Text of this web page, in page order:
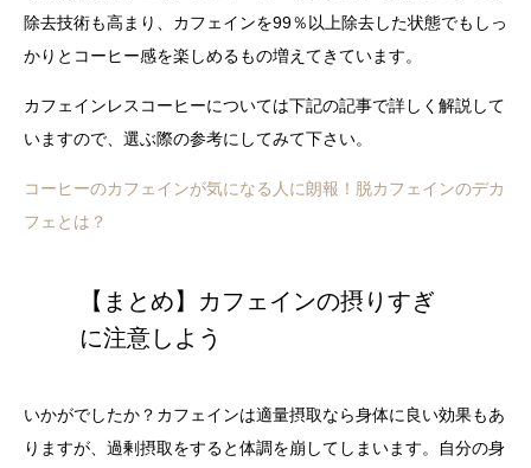
除去技術も高まり、カフェインを99％以上除去した状態でもしっ
かりとコーヒー感を楽しめるもの増えてきています。
カフェインレスコーヒーについては下記の記事で詳しく解説して
いますので、選ぶ際の参考にしてみて下さい。
コーヒーのカフェインが気になる人に朗報！脱カフェインのデカ
フェとは？
【まとめ】カフェインの摂りすぎ
に注意しよう
いかがでしたか？カフェインは適量摂取なら身体に良い効果もあ
りますが、過剰摂取をすると体調を崩してしまいます。自分の身